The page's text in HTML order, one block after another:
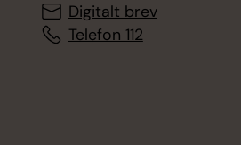
Digitalt brev
Telefon 112